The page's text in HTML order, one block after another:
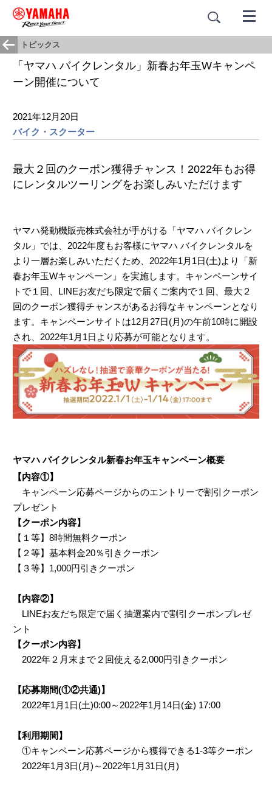
トピックス
「ヤマハ バイクレンタル」新春お年玉Wキャンペ
ーン開催について
2021年12月20日
バイク・スクーター
最大２回のクーポン獲得チャンス！2022年もお得
にレンタルツーリングをお楽しみいただけます
ヤマハ発動機販売株式会社が手がける「ヤマハ バイクレン
タル」では、2022年度もお客様にヤマハ バイクレンタルを
より一層お楽しみいただくため、2022年1月1日(土)より「新
春お年玉Wキャンペーン」を実施します。キャンペーンサイ
トで１回、LINEお友だち限定で届くご案内で１回、最大２
回のクーポン獲得チャンスがあるお得なキャンペーンとなり
ます。キャンペーンサイトは12月27日(月)の午前10時に開設
され、2022年1月1日より応募が可能となります。
ヤマハ バイクレンタル新春お年玉キャンペーン概要
【内容①】
キャンペーン応募ページからのエントリーで割引クーポン
プレゼント
【クーポン内容】
【１等】8時間無料クーポン
【２等】基本料金20％引きクーポン
【３等】1,000円引きクーポン
【内容②】
LINEお友だち限定で届く抽選案内で割引クーポンプレゼ
ント
【クーポン内容】
2022年２月末まで２回使える2,000円引きクーポン
【応募期間(①②共通)】
2022年1月1日(土)0:00～2022年1月14日(金) 17:00
【利用期間】
①キャンペーン応募ページから獲得できる1-3等クーポン
2022年1月3日(月)～2022年1月31日(月)